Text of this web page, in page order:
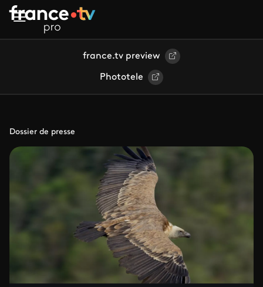
Aller au contenu principal
france.tv preview
Phototele
Dossier de presse